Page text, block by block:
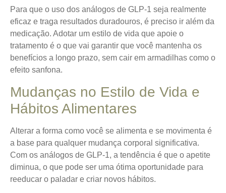
Para que o uso dos análogos de GLP-1 seja realmente
eficaz e traga resultados duradouros, é preciso ir além da
medicação. Adotar um estilo de vida que apoie o
tratamento é o que vai garantir que você mantenha os
benefícios a longo prazo, sem cair em armadilhas como o
efeito sanfona.
Mudanças no Estilo de Vida e
Hábitos Alimentares
Alterar a forma como você se alimenta e se movimenta é
a base para qualquer mudança corporal significativa.
Com os análogos de GLP-1, a tendência é que o apetite
diminua, o que pode ser uma ótima oportunidade para
reeducar o paladar e criar novos hábitos.